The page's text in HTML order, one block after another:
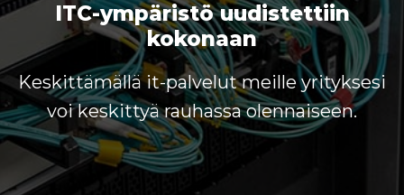
ITC-ympäristö uudistettiin
kokonaan
Keskittämällä it-palvelut meille yrityksesi
voi keskittyä rauhassa olennaiseen.